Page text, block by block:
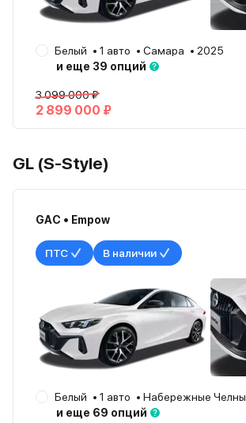
Белый 1 авто Самара
2025
и еще 39 опций
3 099 000 ₽
2 899 000 ₽
GL (S-Style)
GAC • Empow
ПТС В наличии
Белый 1 авто Набережные Челны
и еще 69 опций